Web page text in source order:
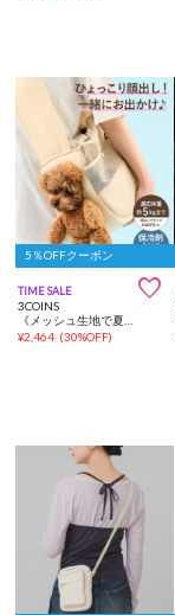
5％OFFクーポン
TIME SALE 
3COINS
¥2,464 (30%OFF)